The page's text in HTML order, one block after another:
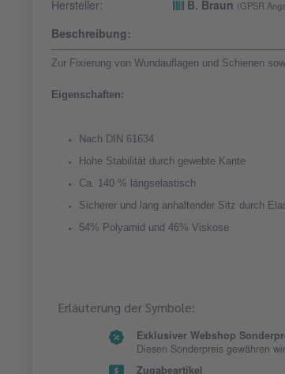
Hersteller:
B. Braun (GPSR
Beschreibung:
Zur Fixierung von Wundauflagen und Schienen
Eigenschaften:
Nach DIN 61634
Hohe Stabilität durch gewebte Kante
Ca. 140 % längselastisch
Sicherer und lang anhaltender Sitz durch
54% Polyamid und 46% Viskose
Erläuterung der Symbole:
Exklusiver Webshop
Diesen Sonderpreis gewähren
Zugabeartikel